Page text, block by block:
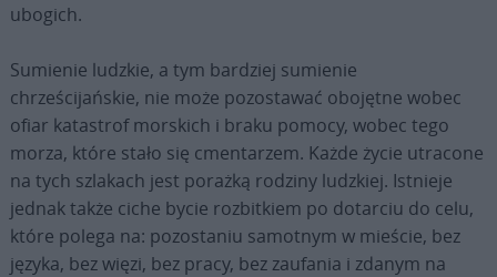
ubogich.
Sumienie ludzkie, a tym bardziej sumienie
chrześcijańskie, nie może pozostawać obojętne wobec
ofiar katastrof morskich i braku pomocy, wobec tego
morza, które stało się cmentarzem. Każde życie utracone
na tych szlakach jest porażką rodziny ludzkiej. Istnieje
jednak także ciche bycie rozbitkiem po dotarciu do celu,
które polega na: pozostaniu samotnym w mieście, bez
języka, bez więzi, bez pracy, bez zaufania i zdanym na